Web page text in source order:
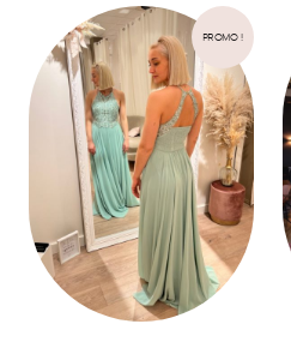
PROMO !